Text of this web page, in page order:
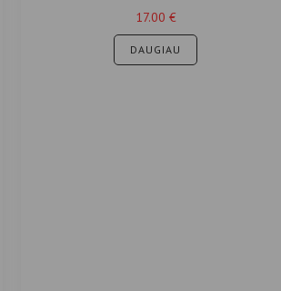
17.00 €
DAUGIAU